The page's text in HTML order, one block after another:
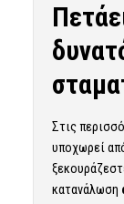
Στις
υποχωρεί
κατανάλωση